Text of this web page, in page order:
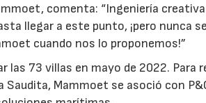
comenta: “Ingeniería
llegar a este punto, ¡pero nunca
cuando nos lo proponemos!”
73 villas en mayo de 2022. Para
Saudita, Mammoet se asoció con